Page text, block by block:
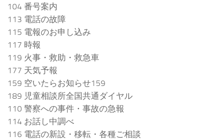
104 番号案内
113 電話の故障
115 電報のお申し込み
117 時報
119 火事・救助・救急車
177 天気予報
159 空いたらお知らせ159
189 児童相談所全国共通ダイヤル
110 警察への事件・事故の急報
114 お話し中調べ
116 電話の新設・移転・各種ご相談